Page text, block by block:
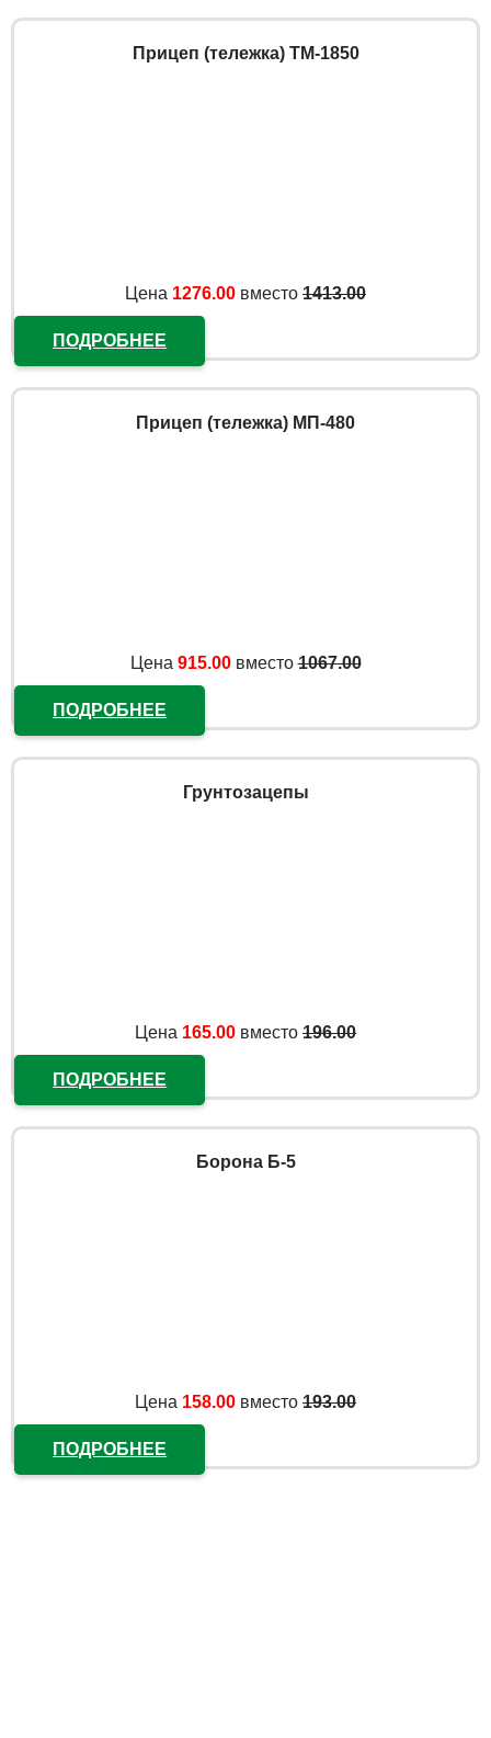
Прицеп (тележка) ТМ-1850
Цена 1276.00 вместо 1413.00
ПОДРОБНЕЕ
Прицеп (тележка) МП-480
Цена 915.00вместо1067.00
ПОДРОБНЕЕ
Грунтозацепы
Цена 165.00 вместо 196.00
ПОДРОБНЕЕ
Борона Б-5
Цена 158.00 вместо 193.00
ПОДРОБНЕЕ